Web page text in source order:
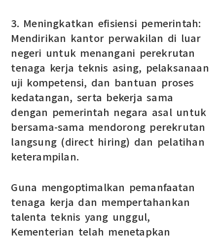
3. Meningkatkan efisiensi pemerintah:
Mendirikan kantor perwakilan di luar
negeri untuk menangani perekrutan
tenaga kerja teknis asing, pelaksanaan
uji kompetensi, dan bantuan proses
kedatangan, serta bekerja sama
dengan pemerintah negara asal untuk
bersama-sama mendorong perekrutan
langsung (direct hiring) dan pelatihan
keterampilan.
Guna mengoptimalkan pemanfaatan
tenaga kerja dan mempertahankan
talenta teknis yang unggul,
Kementerian telah menetapkan